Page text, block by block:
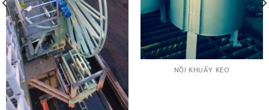
NỒI KHUẤY KEO